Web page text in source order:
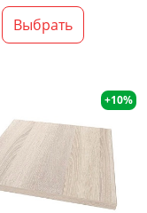
Выбрать
+10%